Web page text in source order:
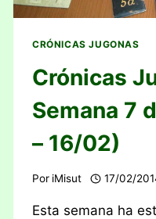
CRÓNICAS JUGONAS
Crónicas
Semana 7
– 16/02)
Por iMisut 17/02/
Esta semana ha